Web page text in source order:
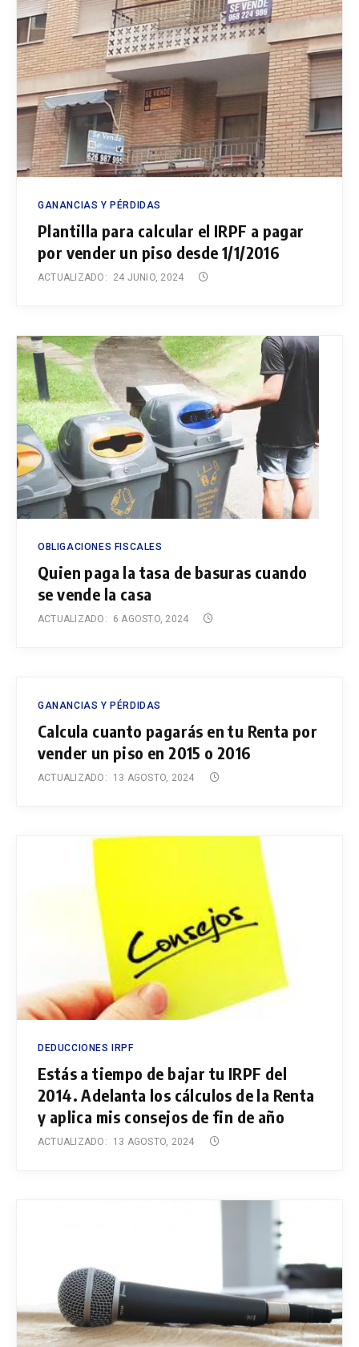
GANANCIAS Y PÉRDIDAS
Plantilla para calcular el IRPF a pagar
por vender un piso desde 1/1/2016
ACTUALIZADO: 24 JUNIO, 2024
OBLIGACIONES FISCALES
Quien paga la tasa de basuras cuando
se vende la casa
ACTUALIZADO: 6 AGOSTO, 2024
GANANCIAS Y PÉRDIDAS
Calcula cuanto pagarás en tu Renta por
vender un piso en 2015 o 2016
ACTUALIZADO: 13 AGOSTO, 2024
DEDUCCIONES IRPF
Estás a tiempo de bajar tu IRPF del
2014. Adelanta los cálculos de la Renta
y aplica mis consejos de fin de año
ACTUALIZADO: 13 AGOSTO, 2024